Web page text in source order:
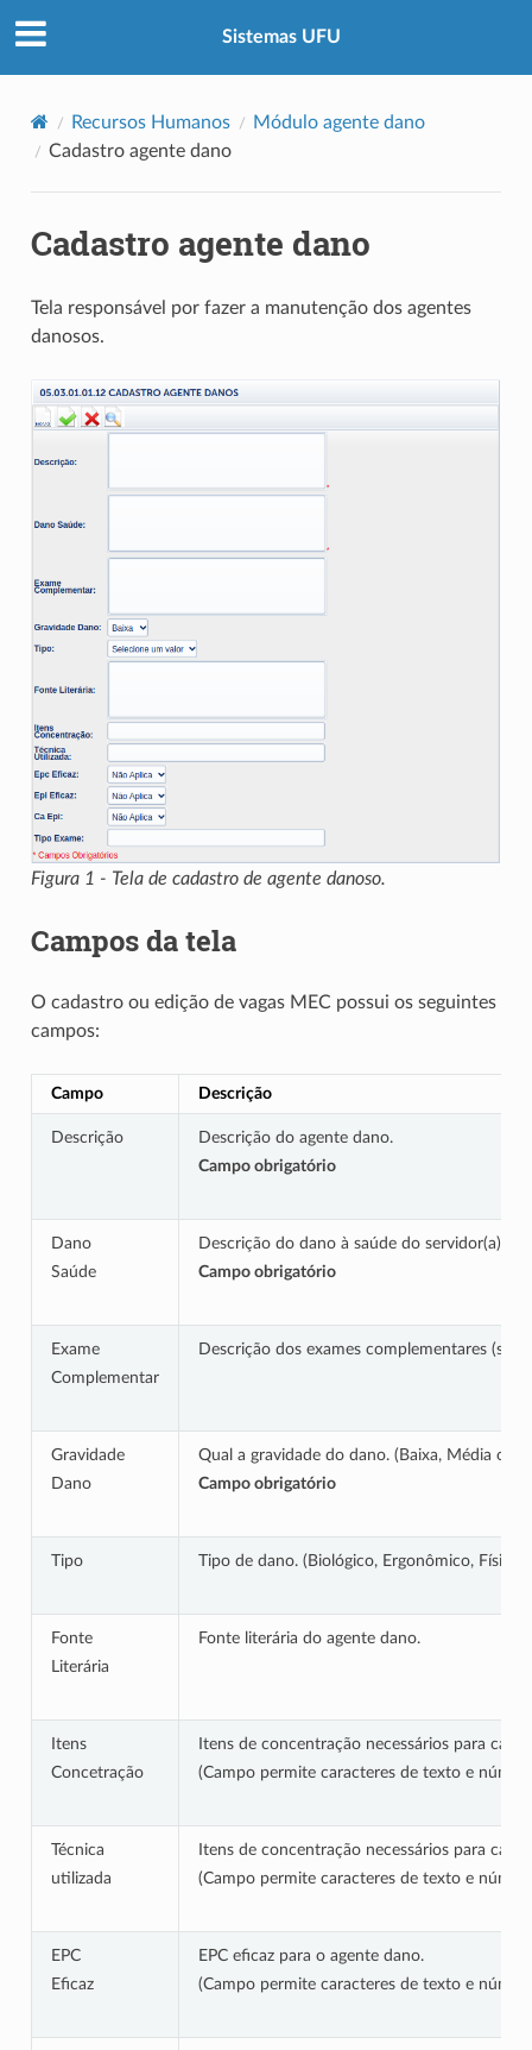
Sistemas UFU
Recursos Humanos
Módulo agente dano
Cadastro agente dano
Cadastro agente dano
Tela responsável por fazer a manutenção dos agentes
danosos.
Figura 1 - Tela de cadastro de agente danoso.
Campos da tela
O cadastro ou edição de vagas MEC possui os seguintes
campos:
Campo Descrição
Descrição
Descrição do agente dano.
Campo obrigatório
Dano
Saúde
Descrição do dano à saúde do servidor(a).
Campo obrigatório
Exame
Complementar
Descrição dos exames complementares (se
Gravidade
Dano
Qual a gravidade do dano. (Baixa, Média ou
Campo obrigatório
Tipo Tipo de dano. (Biológico, Ergonômico,
Fonte
Literária
Fonte literária do agente dano.
Itens
Concetração
Itens de concentração necessários para
(Campo permite caracteres de texto e
Técnica
utilizada
Itens de concentração necessários para
(Campo permite caracteres de texto e
EPC
Eficaz
EPC eficaz para o agente dano.
(Campo permite caracteres de texto e